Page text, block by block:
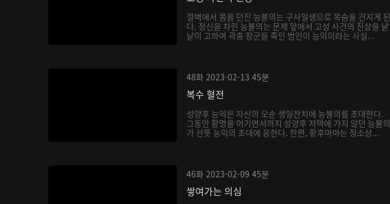
절벽에서 몸을 던진 능불의는 구사일생으로 목숨을 건지게 된
다. 정신을 차린 능불의는 문제 앞에서 고성 사건의 진상을 낱
낱이 고하며 곽충 장군을 죽인 범인이 능익이라는 사실...
48화 2023-02-13 45분
복수 혈전
성양후 능익은 자신의 오순 생일잔치에 능불의를 초대한다.
그동안 황명을 어기면서까지 성양후 저택에 가지 않던 능불의
가 선뜻 능익의 초대에 응한다. 한편, 황후마마는 정소상...
46화 2023-02-09 45분
쌓여가는 의심